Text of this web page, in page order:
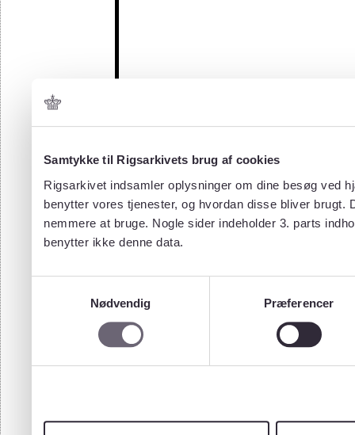
Samtykke til Rigsarkivets brug af cookies
Rigsarkivet indsamler oplysninger om dine besøg ved
benytter vores tjenester, og hvordan disse bliver
nemmere at bruge. Nogle sider indeholder 3. parts
benytter ikke denne data.
Nødvendig
Præferencer